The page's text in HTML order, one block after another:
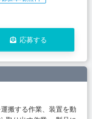
応募する
搬する作業、装置を動